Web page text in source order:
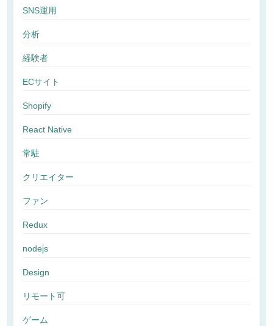
SNS運用
分析
経験者
ECサイト
Shopify
React Native
常駐
クリエイター
ファン
Redux
nodejs
Design
リモート可
ゲーム